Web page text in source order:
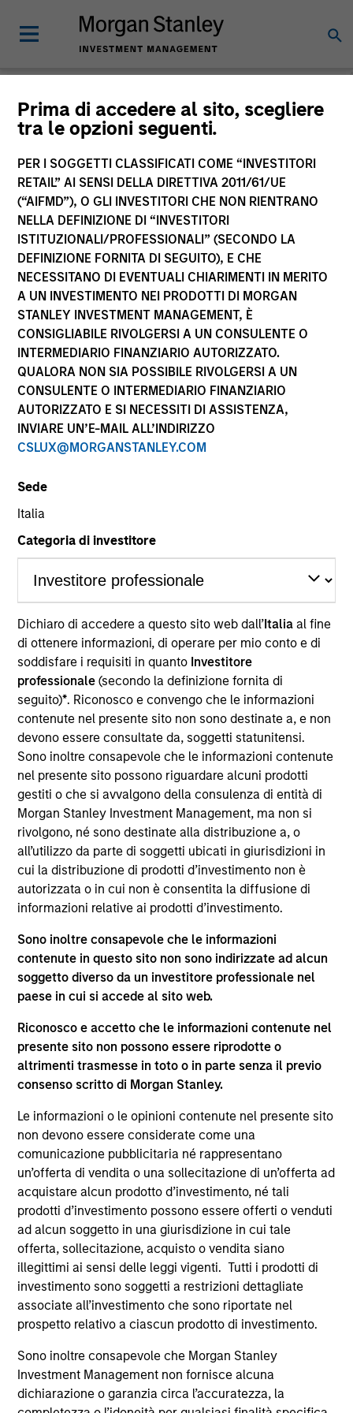
Prima di accedere al sito, scegliere
tra le opzioni seguenti.
PER I SOGGETTI CLASSIFICATI COME “INVESTITORI
RETAIL” AI SENSI DELLA DIRETTIVA 2011/61/UE
(“AIFMD”), O GLI INVESTITORI CHE NON RIENTRANO
NELLA DEFINIZIONE DI “INVESTITORI
ISTITUZIONALI/PROFESSIONALI” (SECONDO LA
DEFINIZIONE FORNITA DI SEGUITO), E CHE
NECESSITANO DI EVENTUALI CHIARIMENTI IN MERITO
A UN INVESTIMENTO NEI PRODOTTI DI MORGAN
STANLEY INVESTMENT MANAGEMENT, È
CONSIGLIABILE RIVOLGERSI A UN CONSULENTE O
INTERMEDIARIO FINANZIARIO AUTORIZZATO.
QUALORA NON SIA POSSIBILE RIVOLGERSI A UN
CONSULENTE O INTERMEDIARIO FINANZIARIO
AUTORIZZATO E SI NECESSITI DI ASSISTENZA,
INVIARE UN’E-MAIL ALL’INDIRIZZO
CSLUX@MORGANSTANLEY.COM
Sede
Italia
Categoria di investitore
Dichiaro di accedere a questo sito web dall’Italia al fine
di ottenere informazioni, di operare per mio conto e di
soddisfare i requisiti in quanto Investitore
professionale(secondo la definizione fornita di
seguito)*. Riconosco e convengo che le informazioni
contenute nel presente sito non sono destinate a, e non
devono essere consultate da, soggetti statunitensi.
Sono inoltre consapevole che le informazioni contenute
nel presente sito possono riguardare alcuni prodotti
gestiti o che si avvalgono della consulenza di entità di
Morgan Stanley Investment Management, ma non si
rivolgono, né sono destinate alla distribuzione a, o
all’utilizzo da parte di soggetti ubicati in giurisdizioni in
cui la distribuzione di prodotti d’investimento non è
autorizzata o in cui non è consentita la diffusione di
informazioni relative ai prodotti d’investimento.
Sono inoltre consapevole che le informazioni
contenute in questo sito non sono indirizzate ad alcun
soggetto diverso da un investitore professionale nel
paese in cui si accede al sito web.
Riconosco e accetto che le informazioni contenute nel
presente sito non possono essere riprodotte o
altrimenti trasmesse in toto o in parte senza il previo
consenso scritto di Morgan Stanley.
Le informazioni o le opinioni contenute nel presente sito
non devono essere considerate come una
comunicazione pubblicitaria né rappresentano
un’offerta di vendita o una sollecitazione di un’offerta ad
acquistare alcun prodotto d’investimento, né tali
prodotti d’investimento possono essere offerti o venduti
ad alcun soggetto in una giurisdizione in cui tale
offerta, sollecitazione, acquisto o vendita siano
illegittimi ai sensi delle leggi vigenti. Tutti i prodotti di
investimento sono soggetti a restrizioni dettagliate
associate all’investimento che sono riportate nel
prospetto relativo a ciascun prodotto di investimento.
Sono inoltre consapevole che Morgan Stanley
Investment Management non fornisce alcuna
dichiarazione o garanzia circa l’accuratezza, la
Morgan Stanley
Investment Funds
La presente comunicazione ha carattere promozionale.
La performance passata non è un indicatore affidabile dei
risultati futuri. I rendimenti possono aumentare o diminuire
per effetto delle oscillazioni valutarie. Tutti i dati di
performance sono calcolati in base al valore del
patrimonio netto (NAV), al netto delle spese, e non
comprendono le commissioni e gli oneri relativi
all’emissione e al rimborso delle quote. Tutti i dati relativi
alle performance e agli indici sono tratti da Morgan
Stanley Investment Management.
Rendimenti nell’anno solare.
*Devise de référence du fonds
Il presente materiale contiene informazioni relative ai
Comparti di Morgan Stanley Investment Funds, una
società di investimento a capitale variabile di diritto
lussemburghese. (la “Società”) è registrata nel
Granducato di Lussemburgo come organismo
d’investimento collettivo ai sensi della Parte 1 della Legge
del 17 dicembre 2010 e successive modifiche. La Società è
un organismo d’investimento collettivo in valori mobiliari
(“OICVM”).
Prima dell’adesione ai comparti, le richieste di
partecipazione non devono essere presentate senza aver
consultato l’ultima versione del Prospetto Informativo, del
documento contenente informazioni chiave (“KID”) o del
documento contenente informazioni chiave per gli
investitori (“KIID”), della relazione annuale e della
relazione semestrale (“Documenti di offerta”) o altri
documenti disponibili sul sito
https://www.morganstanley.com/im/msinvf/index.html
a titolo gratuito presso la Sede legale all’indirizzo
L-2633 Senningerberg, R.C.S. Lussemburgo B 29 192.
Le informazioni relative agli aspetti di sostenibilità del
Comparto e una sintesi dei diritti degli investitori sono
disponibili sul sito web sopra indicato.
Inoltre, gli investitori italiani sono invitati a prendere
visione del “Modulo completo di sottoscrizione” (Extended
Application Form), mentre la sezione “Informazioni
supplementari per Hong Kong” (“Additional Information for
Hong Kong Investors”) all’interno del Prospetto riguarda
in lingua tedesca del Prospetto Informativo, del
documento contenente informazioni chiave per gli
investitori (KID o KIID), dello statuto e delle relazioni
annuali e semestrali e ulteriori informazioni possono
essere ottenute dal rappresentante in Svizzera. Il
rappresentante in Svizzera è Carnegie Fund Services S.A.,
11, rue du Général-Dufour, 1204 Ginevra. L’agente pagatore
in Svizzera è Banque Cantonale de Genève, 17, quai de l’Ile,
1204 Ginevra.
Se la società di gestione del Comparto in questione decide
di cessare l’accordo di commercializzazione del Comparto
in un Paese del SEE in cui esso è registrato per la vendita,
lo farà nel rispetto delle norme OICVM.
rinvia alla pagina delGlossario.
Tutti i dati di performance sono calcolati in base al valore
del patrimonio netto (NAV), al netto delle spese, e non